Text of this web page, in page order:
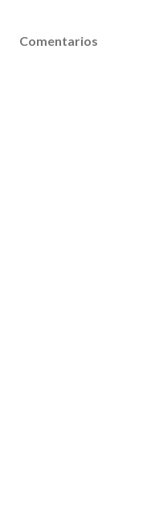
Comentarios